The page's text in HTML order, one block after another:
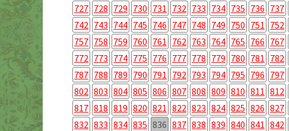
727 728 729 730 731 732 733 734 735 736 737
742 743 744 745 746 747 748 749 750 751 752
757 758 759 760 761 762 763 764 765 766 767
772 773 774 775 776 777 778 779 780 781 782
787 788 789 790 791 792 793 794 795 796 797
802 803 804 805 806 807 808 809 810 811 812
817 818 819 820 821 822 823 824 825 826 827
832 833 834 835 836 837 838 839 840 841 842